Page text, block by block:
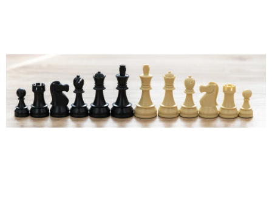
SCHACH-ANTIQUITÄTENLADEN
SCHACH ONLINE